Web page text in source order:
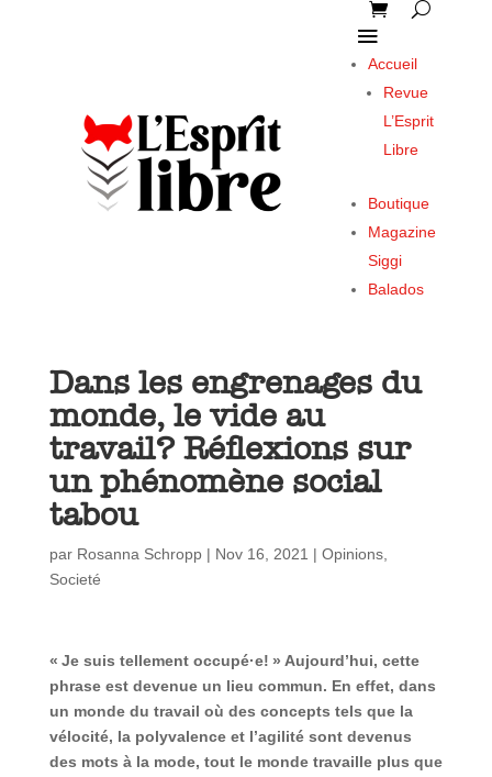
Accueil
Revue
L’Esprit
Libre
Boutique
Magazine
Siggi
Balados
Dans les engrenages du
monde, le vide au
travail? Réflexions sur
un phénomène social
tabou
par Rosanna Schropp| Nov 16, 2021 | Opinions,
Societé
« Je suis tellement occupé·e! » Aujourd’hui, cette
phrase est devenue un lieu commun. En effet, dans
un monde du travail où des concepts tels que la
vélocité, la polyvalence et l’agilité sont devenus
des mots à la mode, tout le monde travaille plus que